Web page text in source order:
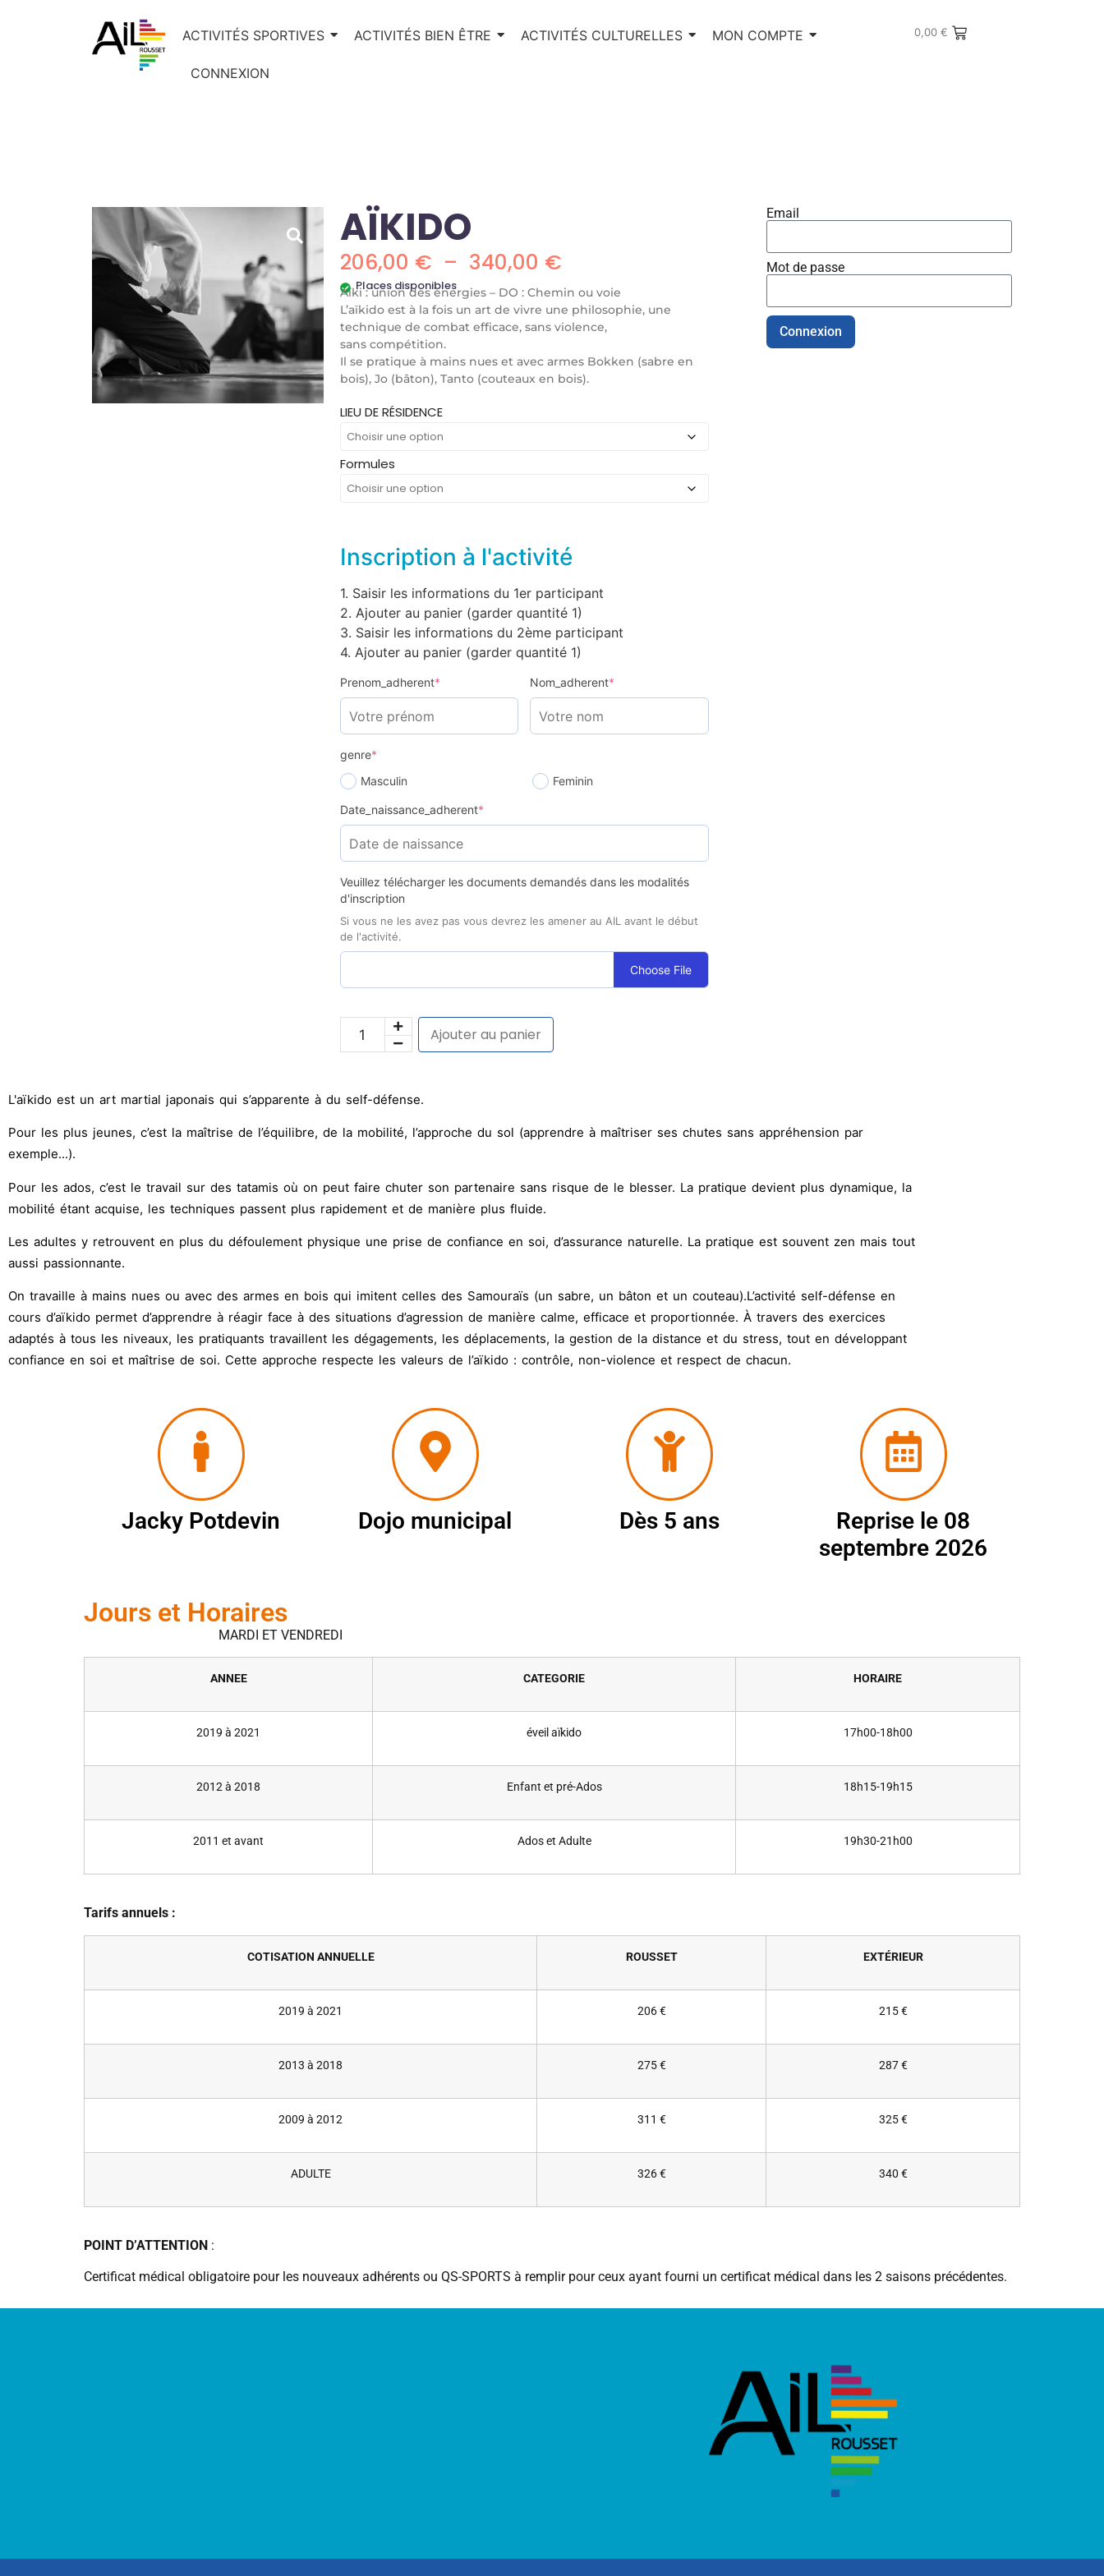
ACTIVITÉS SPORTIVES ACTIVITÉS BIEN ÊTRE ACTIVITÉS CULTURELLES MON COMPTE
CONNEXION
0,00 €
AÏKIDO
206,00 € – 340,00 €
Places disponibles
Aïki : union des énergies – DO : Chemin ou voie
L’aïkido est à la fois un art de vivre une philosophie, une
technique de combat efficace, sans violence,
sans compétition.
Il se pratique à mains nues et avec armes Bokken (sabre en
bois), Jo (bâton), Tanto (couteaux en bois).
http://www.hauterive-
la-
photos/cote-
du-
LIEU DE RÉSIDENCE
Formules
Inscription à l'activité
1. Saisir les informations du 1er participant
2. Ajouter au panier (garder quantité 1)
3. Saisir les informations du 2ème participant
4. Ajouter au panier (garder quantité 1)
Prenom_adherent* Nom_adherent*
genre*
Masculin
Feminin
Date_naissance_adherent*
Veuillez télécharger les documents demandés dans les modalités
d'inscription
Si vous ne les avez pas vous devrez les amener au AIL avant le début
de l'activité.
Choose File
Ajouter au panier
Alternative:
Email
Mot de passe
Connexion
L'aïkido est un art martial japonais qui s’apparente à du self-défense.
Pour les plus jeunes, c’est la maîtrise de l’équilibre, de la mobilité, l’approche du sol (apprendre à maîtriser ses chutes sans appréhension par
exemple...).
Pour les ados, c’est le travail sur des tatamis où on peut faire chuter son partenaire sans risque de le blesser. La pratique devient plus dynamique, la
mobilité étant acquise, les techniques passent plus rapidement et de manière plus fluide.
Les adultes y retrouvent en plus du défoulement physique une prise de confiance en soi, d’assurance naturelle. La pratique est souvent zen mais tout
aussi passionnante.
On travaille à mains nues ou avec des armes en bois qui imitent celles des Samouraïs (un sabre, un bâton et un couteau).L’activité self-défense en
cours d’aïkido permet d’apprendre à réagir face à des situations d’agression de manière calme, efficace et proportionnée. À travers des exercices
adaptés à tous les niveaux, les pratiquants travaillent les dégagements, les déplacements, la gestion de la distance et du stress, tout en développant
confiance en soi et maîtrise de soi. Cette approche respecte les valeurs de l’aïkido : contrôle, non-violence et respect de chacun.
Jacky Potdevin Dojo municipal Dès 5 ans
Reprise le 08
septembre 2026
Jours et Horaires
MARDI ET VENDREDI
ANNEE CATEGORIE HORAIRE
2019 à 2021 éveil aïkido 17h00-18h00
2012 à 2018 Enfant et pré-Ados 18h15-19h15
2011 et avant Ados et Adulte 19h30-21h00
Tarifs annuels :
COTISATION ANNUELLE ROUSSET EXTÉRIEUR
2019 à 2021 206 € 215 €
2013 à 2018 275 € 287 €
2009 à 2012 311 € 325 €
ADULTE 326 € 340 €
POINT D’ATTENTION :
Certificat médical obligatoire pour les nouveaux adhérents ou QS-SPORTS à remplir pour ceux ayant fourni un certificat médical dans les 2 saisons précédentes.